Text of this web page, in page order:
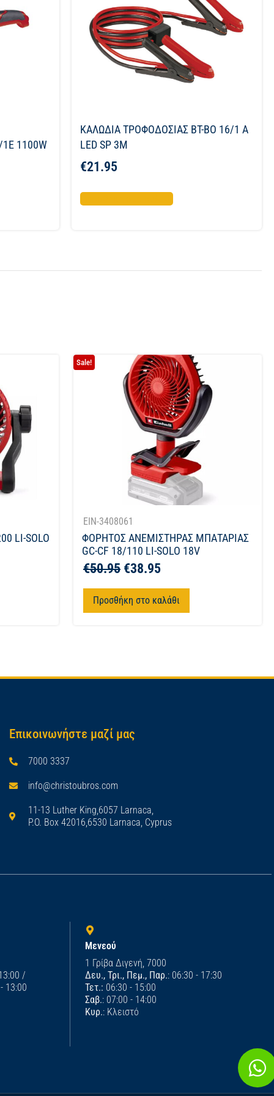
1100W
ΚΑΛΩΔΙΑ ΤΡΟΦΟΔΟΣΙΑΣ BT-BO 16/1 A
LED SP 3M
€21.95
LI-SOLO
Sale!
EIN-3408061
ΦΟΡΗΤΟΣ ΑΝΕΜΙΣΤΗΡΑΣ ΜΠΑΤΑΡΙΑΣ
GC-CF 18/110 LI-SOLO 18V
€50.95 €38.95
Προσθήκη στο καλάθι
Επικοινωνήστε μαζί μας
7000 3337
info@christoubros.com
11-13 Luther King,6057 Larnaca,
P.O. Box 42016,6530 Larnaca, Cyprus
/
13:00
Μενεού
1 Γρίβα Διγενή, 7000
Δευ., Τρι., Πεμ., Παρ.: 06:30 - 17:30
Τετ.: 06:30 - 15:00
Σαβ.: 07:00 - 14:00
Κυρ.: Κλειστό